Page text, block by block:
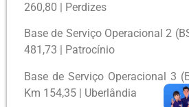
260,80 | Perdizes
Base de Serviço Operacional 2
481,73 | Patrocínio
Base de Serviço Operacional 3
Km 154,35 | Uberlândia